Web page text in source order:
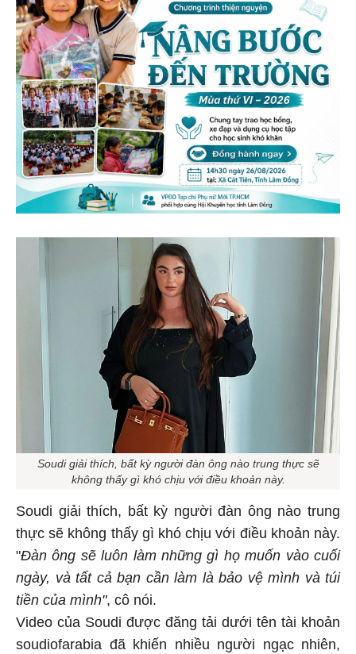
Soudi giải thích, bất kỳ người đàn ông nào trung thực sẽ
không thấy gì khó chịu với điều khoản này.
Soudi giải thích, bất kỳ người đàn ông nào trung
thực sẽ không thấy gì khó chịu với điều khoản này.
"Đàn ông sẽ luôn làm những gì họ muốn vào cuối
ngày, và tất cả bạn cần làm là bảo vệ mình và túi
tiền của mình", cô nói.
Video của Soudi được đăng tải dưới tên tài khoản
soudiofarabia đã khiến nhiều người ngạc nhiên,